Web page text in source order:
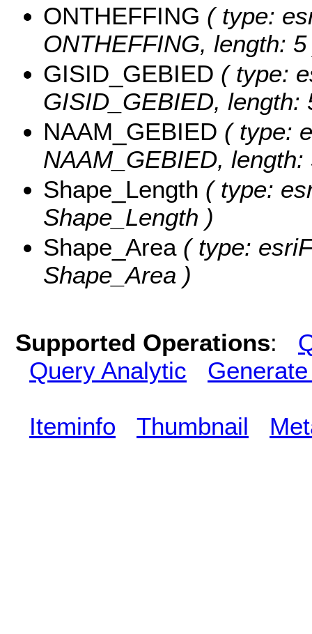
ONTHEFFING ( type:
ONTHEFFING, length:
GISID_GEBIED ( type:
GISID_GEBIED, length:
NAAM_GEBIED ( type:
NAAM_GEBIED, length:
Shape_Length ( type:
Shape_Length )
Shape_Area ( type:
Shape_Area )
Supported Operations:
Query Analytic
Iteminfo Thumbnail